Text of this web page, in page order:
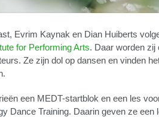
Evrim Kaynak en Dian Huiberts
for Performing Arts. Daar worden zij
Ze zijn dol op dansen en vinden
een MEDT-startblok en een les
Dance Training. Daarin geven ze